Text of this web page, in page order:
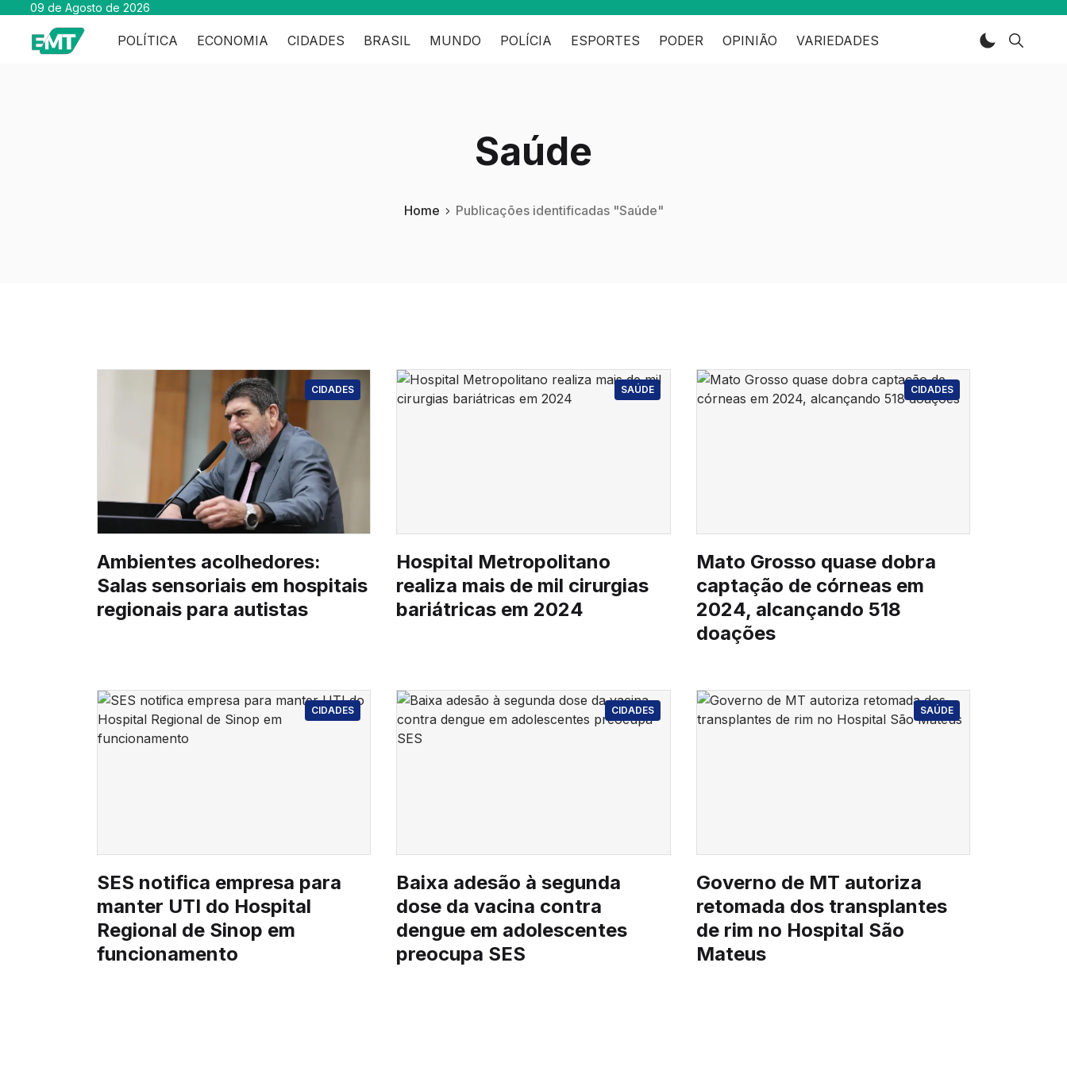
09 de Agosto de 2026
POLÍTICA ECONOMIA CIDADES BRASIL MUNDO POLÍCIA ESPORTES PODER OPINIÃO VARIEDADES
Saúde
Home Publicações identificadas "Saúde"
CIDADES
Ambientes acolhedores:
Salas sensoriais em hospitais
regionais para autistas
SAÚDE
Hospital Metropolitano
realiza mais de mil cirurgias
bariátricas em 2024
CIDADES
Mato Grosso quase dobra
captação de córneas em
2024, alcançando 518
doações
CIDADES
SES notifica empresa para
manter UTI do Hospital
Regional de Sinop em
funcionamento
CIDADES
Baixa adesão à segunda
dose da vacina contra
dengue em adolescentes
preocupa SES
SAÚDE
Governo de MT autoriza
retomada dos transplantes
de rim no Hospital São
Mateus